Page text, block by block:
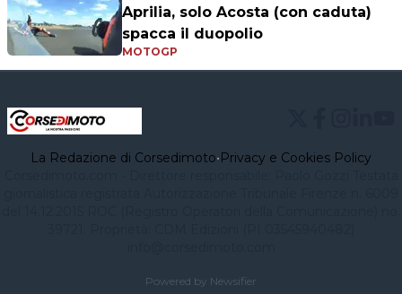
Aprilia, solo Acosta (con caduta)
spacca il duopolio
MOTOGP
La Redazione di Corsedimoto•Privacy e Cookies Policy
Powered by Newsifier